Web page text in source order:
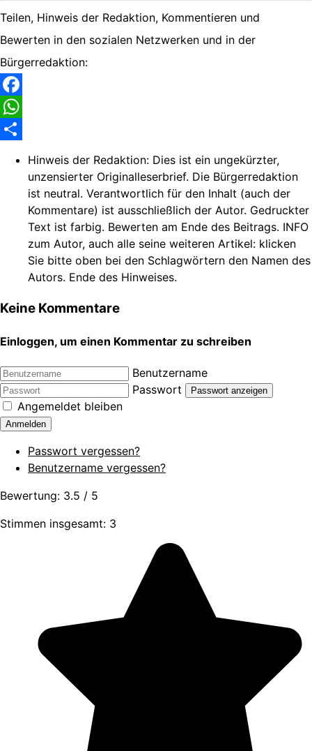
Teilen, Hinweis der Redaktion, Kommentieren und
Bewerten in den sozialen Netzwerken und in der
Bürgerredaktion:
Facebook
WhatsApp
Hinweis der Redaktion: Dies ist ein ungekürzter,
unzensierter Originalleserbrief. Die Bürgerredaktion
ist neutral. Verantwortlich für den Inhalt (auch der
Kommentare) ist ausschließlich der Autor. Gedruckter
Text ist farbig. Bewerten am Ende des Beitrags. INFO
zum Autor, auch alle seine weiteren Artikel: klicken
Sie bitte oben bei den Schlagwörtern den Namen des
Autors. Ende des Hinweises.
Keine Kommentare
Einloggen, um einen Kommentar zu schreiben
Benutzername
Passwort
Passwort anzeigen
Angemeldet bleiben
Anmelden
Passwort vergessen?
Benutzername vergessen?
Bewertung: 3.5 / 5
Stimmen insgesamt: 3